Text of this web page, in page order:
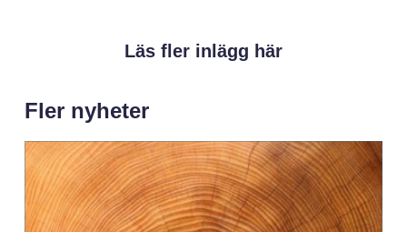
Läs fler inlägg här
Fler nyheter